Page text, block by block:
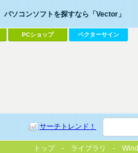
パソコンソフトを探すなら「Vector」
PCショップ ベクターサイン
サーチトレンド！
トップ ライブラリ